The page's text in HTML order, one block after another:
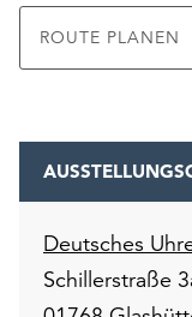
ROUTE PLANEN
Deutsches
Schillerstraße